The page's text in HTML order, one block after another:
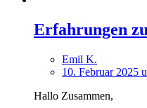
Erfahrungen
Emil K.
10. Februar 2025
Hallo Zusammen,